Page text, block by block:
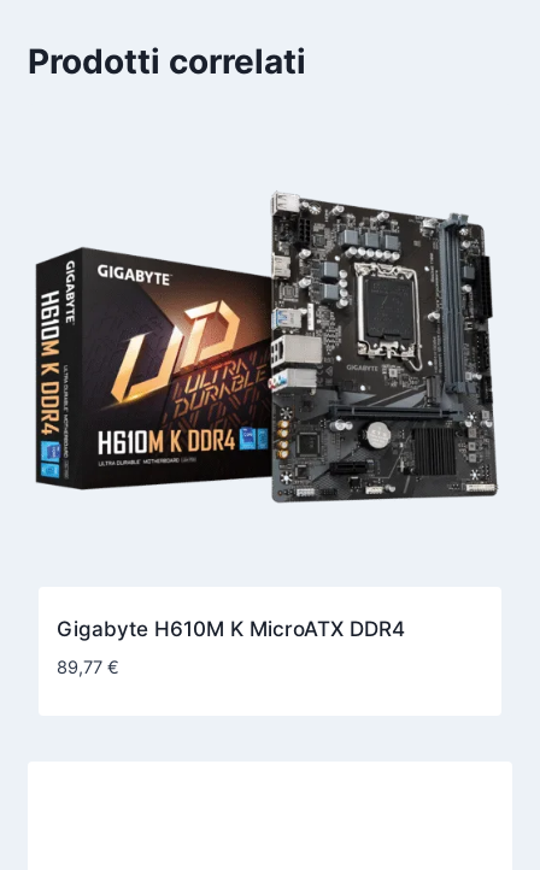
Prodotti correlati
Gigabyte H610M K MicroATX DDR4
89,77€